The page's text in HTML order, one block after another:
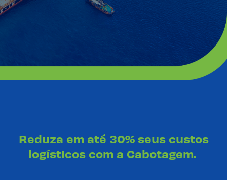
Reduza em até 30% seus custos
logísticos com a Cabotagem.